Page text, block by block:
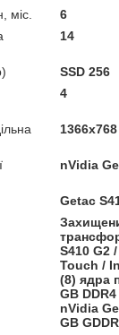
міс.
6
14
SSD 256
4
1366x768
nVidia
Getac
S410 G2
Touch /
(8) ядра
GB
nVidia
GB